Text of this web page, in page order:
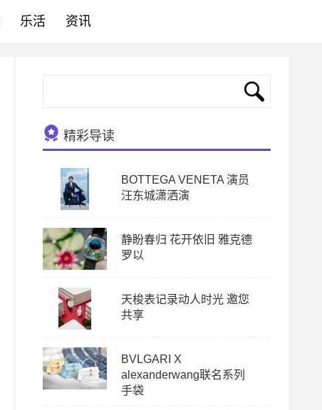
乐活 资讯
精彩导读
BOTTEGA VENETA 演员
汪东城潇洒演
静盼春归 花开依旧 雅克德
罗以
天梭表记录动人时光 邀您
共享
BVLGARI X
alexanderwang联名系列
手袋